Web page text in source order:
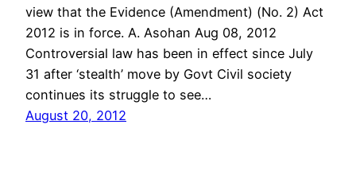
view that the Evidence (Amendment) (No. 2) Act
2012 is in force. A. Asohan Aug 08, 2012
Controversial law has been in effect since July
31 after ‘stealth’ move by Govt Civil society
continues its struggle to see…
August 20, 2012